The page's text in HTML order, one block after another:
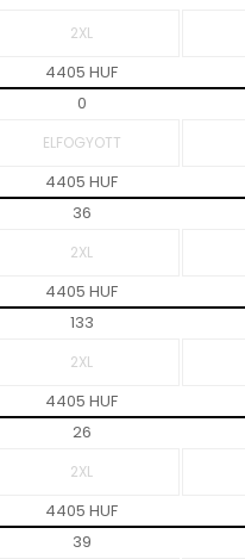
4405 HUF
0
4405 HUF
36
4405 HUF
133
4405 HUF
26
4405 HUF
39